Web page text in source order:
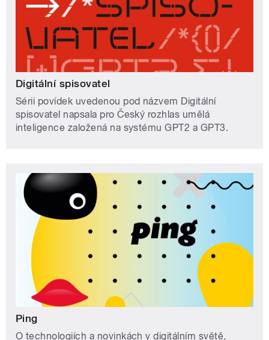
Digitální spisovatel
Sérii povídek uvedenou pod názvem Digitální
spisovatel napsala pro Český rozhlas umělá
inteligence založená na systému GPT2 a GPT3.
Ping
O technologiích a novinkách v digitálním světě.